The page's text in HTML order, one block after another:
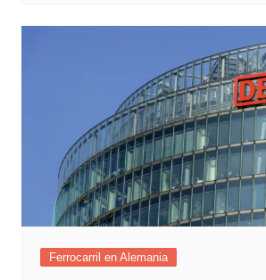
Ferrocarril en Alemania